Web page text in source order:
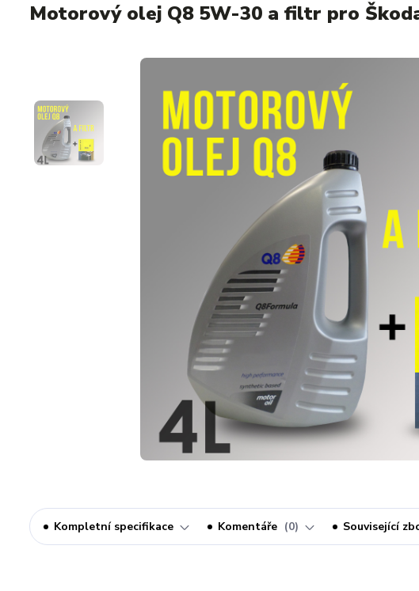
Motorový olej Q8 5W-30 a filtr pro
Kompletní specifikace Komentáře 0 Související